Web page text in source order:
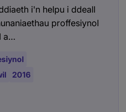
i'n helpu i ddeall
proffesiynol
a...
2016